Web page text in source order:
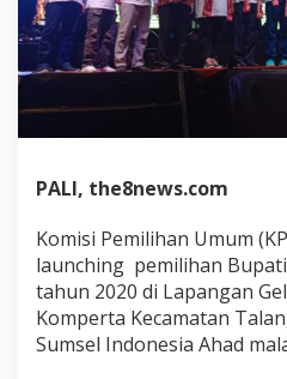
PALI, the8news.com
Komisi Pemilihan Umum
launching pemilihan
tahun 2020 di Lapangan
Komperta Kecamatan
Sumsel Indonesia Ahad